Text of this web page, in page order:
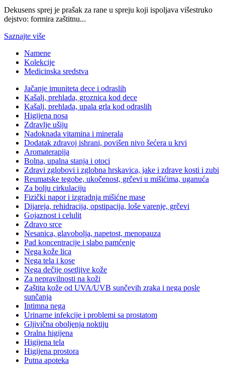
Dekusens sprej je prašak za rane u spreju koji ispoljava višestruko
dejstvo: formira zaštitnu...
Saznajte više
Namene
Kolekcije
Medicinska sredstva
Jačanje imuniteta dece i odraslih
Kašalj, prehlada, groznica kod dece
Kašalj, prehlada, upala grla kod odraslih
Higijena nosa
Zdravlje ušiju
Nadoknada vitamina i minerala
Dodatak zdravoj ishrani, povišen nivo šećera u krvi
Aromaterapija
Bolna, upalna stanja i otoci
Zdravi zglobovi i zglobna hrskavica, jake i zdrave kosti i zubi
Reumatske tegobe, ukočenost, grčevi u mišićima, uganuća
Za bolju cirkulaciju
Fizički napor i izgradnja mišićne mase
Dijareja, rehidracija, opstipacija, loše varenje, grčevi
Gojaznost i celulit
Zdravo srce
Nesanica, glavobolja, napetost, menopauza
Pad koncentracije i slabo pamćenje
Nega kože lica
Nega tela i kose
Nega dečije osetljive kože
Za nepravilnosti na koži
Zaštita kože od UVA/UVB sunčevih zraka i nega posle
sunčanja
Intimna nega
Urinarne infekcije i problemi sa prostatom
Gljivična oboljenja noktiju
Oralna higijena
Higijena tela
Higijena prostora
Putna apoteka